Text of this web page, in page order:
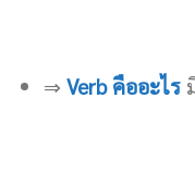
⇒ Verb คืออะไร